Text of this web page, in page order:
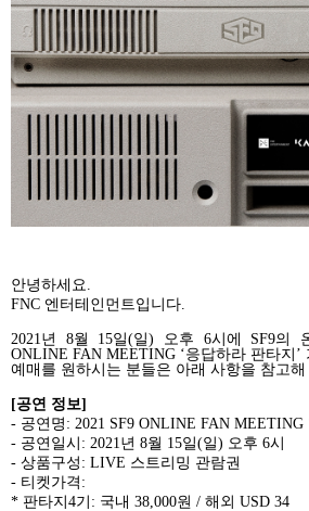
안녕하세요
FNC 엔터테인먼트입니다
2021 년 8월 15일(일) 오후 6시에 SF9의
ONLINE FAN MEETING ‘응답하라 판타지 ’
예매를 원하시는 분들은 아래 사항을 참고
[공연 정보]
- 공연명 : 2021 SF9 ONLINE FAN MEETING
- 공연일시 : 2021 년 8월 15일(일) 오후 6시
- 상품구성 : LIVE 스트리밍 관람권
- 티켓가격 :
* 판타지 4기 : 국내 38,000원 / 해외 USD 34